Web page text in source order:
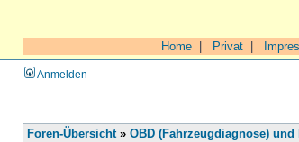
Home Privat
Anmelden
Foren-Übersicht» OBD (Fahrzeugdiagnose)